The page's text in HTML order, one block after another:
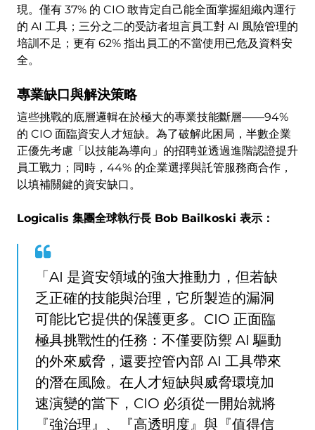
現。僅有 37% 的 CIO 敢肯定自己能全面掌握組織內運行
的 AI 工具；三分之二的受訪者坦言員工對 AI 風險管理的
培訓不足；更有 62% 指出員工的不當使用已危及資料安
全。
專業缺口與解決策略
這些挑戰的底層邏輯在於極大的專業技能斷層——94%
的 CIO 面臨資安人才短缺。為了破解此困局，半數企業
正優先考慮「以技能為導向」的招聘並透過進階認證提升
員工戰力；同時，44% 的企業選擇與託管服務商合作，
以填補關鍵的資安缺口。
Logicalis 集團全球執行長 Bob Bailkoski 表示：
「AI 是資安領域的強大推動力，但若缺
乏正確的技能與治理，它所製造的漏洞
可能比它提供的保護更多。CIO 正面臨
極具挑戰性的任務：不僅要防禦 AI 驅動
的外來威脅，還要控管內部 AI 工具帶來
的潛在風險。在人才短缺與威脅環境加
速演變的當下，CIO 必須從一開始就將
『強治理』、『高透明度』與『值得信